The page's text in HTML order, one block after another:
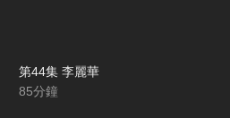
第44集 李麗華
85分鐘